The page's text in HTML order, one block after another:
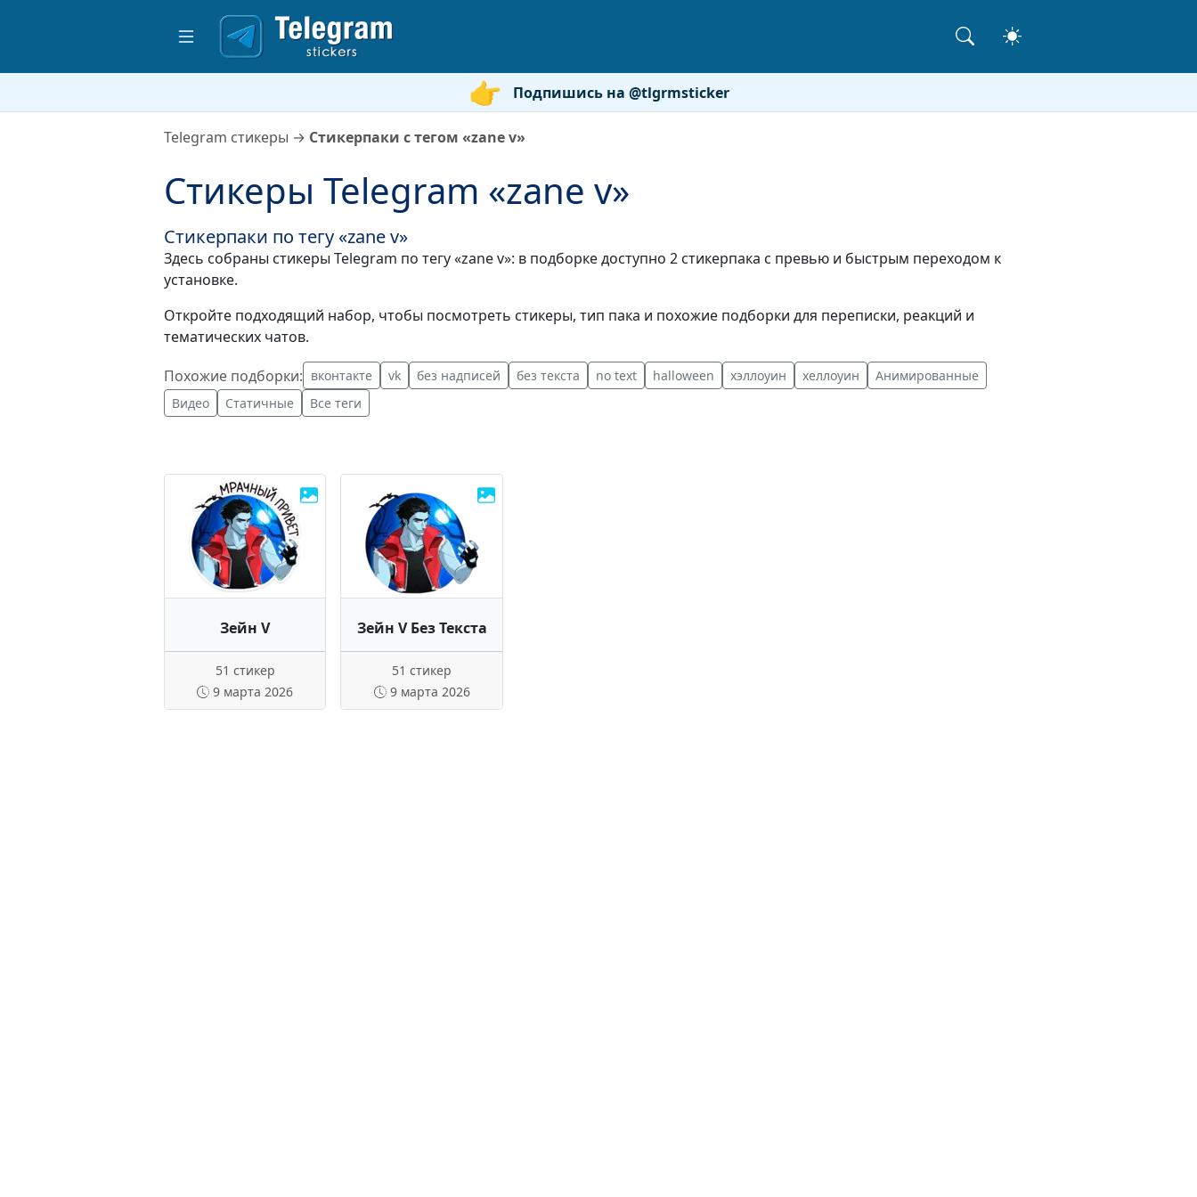
Подпишись на @tlgrmsticker
Telegram стикеры → Стикерпаки с тегом «zane v»
Стикеры Telegram «zane v»
Стикерпаки по тегу «zane v»
Здесь собраны стикеры Telegram по тегу «zane v»: в подборке доступно 2 стикерпака с превью и быстрым переходом к
установке.
Откройте подходящий набор, чтобы посмотреть стикеры, тип пака и похожие подборки для переписки, реакций и
тематических чатов.
Похожие подборки: вконтакте vk без надписей без текста no text halloween хэллоуин хеллоуин
Анимированные
Видео
Статичные Все теги
Зейн V
51 стикер
9 марта 2026
Зейн V Без Текста
51 стикер
9 марта 2026